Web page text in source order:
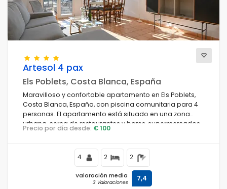
Vistas
Categorías adicionales
Artesol 4 pax
Els Poblets, Costa Blanca, España
Maravilloso y confortable apartamento en Els Poblets,
Costa Blanca, España, con piscina comunitaria para 4
personas. El apartamento está situado en una zona
urbana, cerca de restaurantes y bares, supermercados
y una pista de tenis, y a 3 km de la Playa L'Estanyó.
Precio por día desde: € 100
4 2 2
Valoración media
3 Valoraciones 7,4